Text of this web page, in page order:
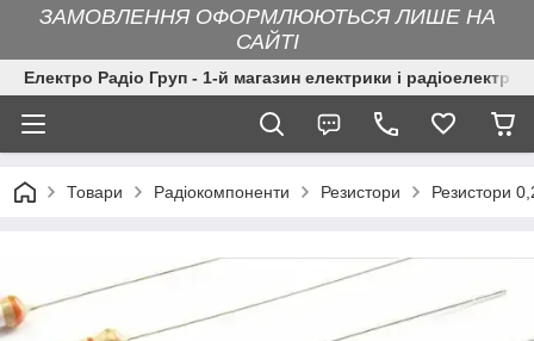
ЗАМОВЛЕННЯ ОФОРМЛЮЮТЬСЯ ЛИШЕ НА
САЙТІ
Електро Радіо Груп - 1-й магазин електрики і
Товари Радіокомпоненти Резистори Резистори